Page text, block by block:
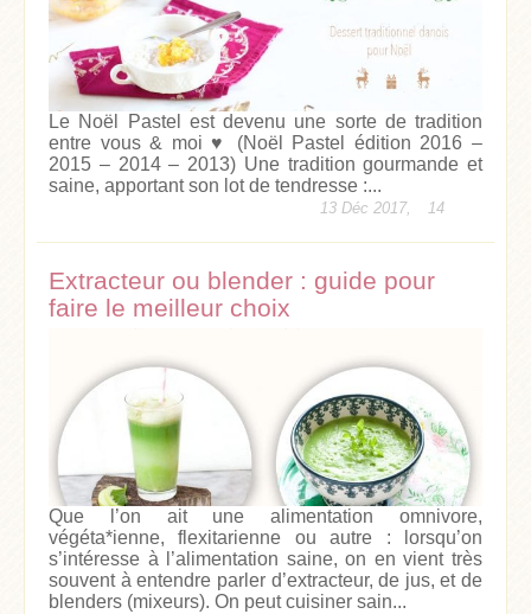
Le Noël Pastel est devenu une sorte de tradition
entre vous & moi ♥ (Noël Pastel édition 2016 –
2015 – 2014 – 2013) Une tradition gourmande et
saine, apportant son lot de tendresse :...
13 Déc 2017, 14
Extracteur ou blender : guide pour
faire le meilleur choix
Que l’on ait une alimentation omnivore,
végéta*ienne, flexitarienne ou autre : lorsqu’on
s’intéresse à l’alimentation saine, on en vient très
souvent à entendre parler d’extracteur, de jus, et de
blenders (mixeurs). On peut cuisiner sain...